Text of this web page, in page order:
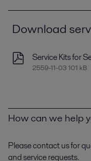
Download
Service Kits for
2559-11-03 101 kB
How can we help
Please contact us for
and service requests.